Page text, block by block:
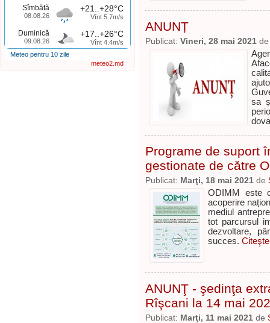
Sîmbătă
08.08.26
+21..+28°C
Vînt 5.7m/s
Duminică
09.08.26
+17..+26°C
Vînt 4.4m/s
Meteo pentru 10 zile
meteo2.md
ANUNȚ
Publicat: Vineri, 28 mai 2021
sa
Programe de suport
gestionate de către
Publicat: Marţi, 18 mai 2021 de
ODIMM este
acoperire
mediul
tot parcursul
dezvoltare,
succes.
ANUNŢ - şedinţa
Rîşcani la 14 mai
Publicat: Marţi, 11 mai 2021 de